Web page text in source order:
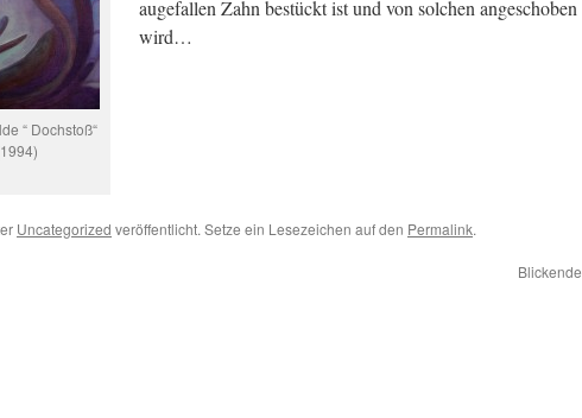
“ Dochstoß“
augefallen Zahn bestückt ist und von solchen angeschoben
wird…
Uncategorized veröffentlicht. Setze ein Lesezeichen auf den Permalink.
Blickende